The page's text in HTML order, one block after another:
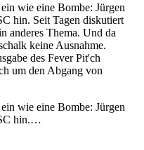
wie eine Bombe: Jürgen
hin. Seit Tagen diskutiert
anderes Thema. Und da
keine Ausnahme.
des Fever Pit'ch
um den Abgang von
wie eine Bombe: Jürgen
hin.…